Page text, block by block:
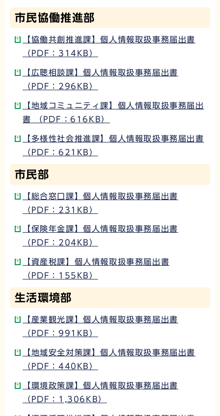
市民協働推進部
【協働共創推進課】個人情報取扱事務届出書
（PDF：314KB）
【広聴相談課】個人情報取扱事務届出書
（PDF：296KB）
【地域コミュニティ課】個人情報取扱事務届出
書 （PDF：616KB）
【多様性社会推進課】個人情報取扱事務届出書
（PDF：621KB）
市民部
【総合窓口課】個人情報取扱事務届出書
（PDF：231KB）
【保険年金課】個人情報取扱事務届出書
（PDF：204KB）
【資産税課】個人情報取扱事務届出書
（PDF：155KB）
生活環境部
【産業観光課】個人情報取扱事務届出書
（PDF：991KB）
【地域安全対策課】個人情報取扱事務届出書
（PDF：440KB）
【環境政策課】個人情報取扱事務届出書
（PDF：1,306KB）